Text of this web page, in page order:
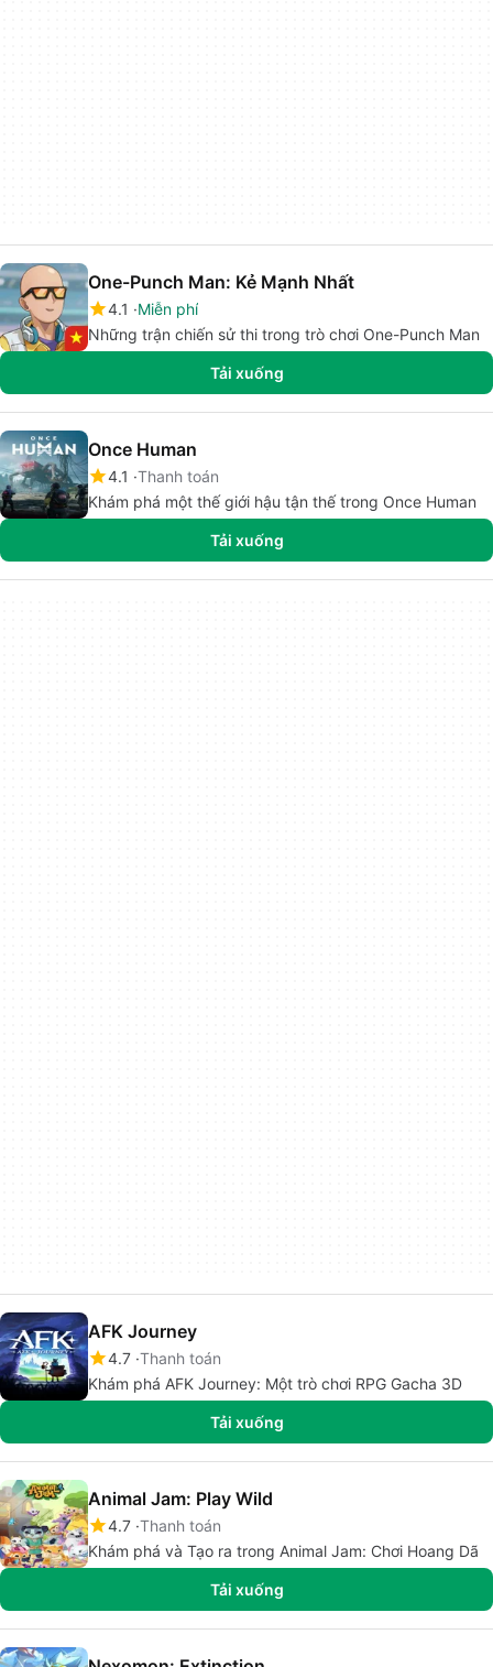
One-Punch Man: Kẻ Mạnh Nhất
4.1
Miễn phí
Những trận chiến sử thi trong trò chơi One-Punch Man
Tải xuống
Once Human
4.1 Thanh toán
Khám phá một thế giới hậu tận thế trong Once Human
Tải xuống
AFK Journey
4.7 Thanh toán
Khám phá AFK Journey: Một trò chơi RPG Gacha 3D
Tải xuống
Animal Jam: Play Wild
4.7 Thanh toán
Khám phá và Tạo ra trong Animal Jam: Chơi Hoang Dã
Tải xuống